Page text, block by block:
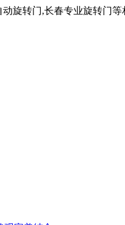
动旋转门,长春专业旋转门